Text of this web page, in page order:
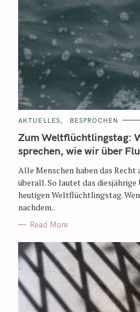
AKTUELLES BESPROCHEN
Zum Weltflüchtlingstag:
sprechen, wie wir über
Alle Menschen haben das Recht
überall. So lautet das
heutigen Weltflüchtlingstag.
nachdem..
Read More